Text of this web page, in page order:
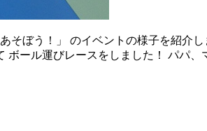
ぼう！」 のイベントの様子を紹介
ール運びレースをしました！ パパ